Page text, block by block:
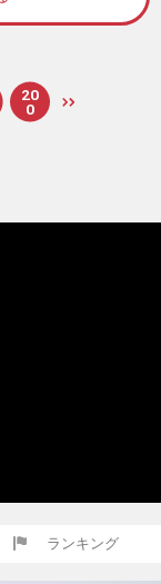
20
0
ランキング